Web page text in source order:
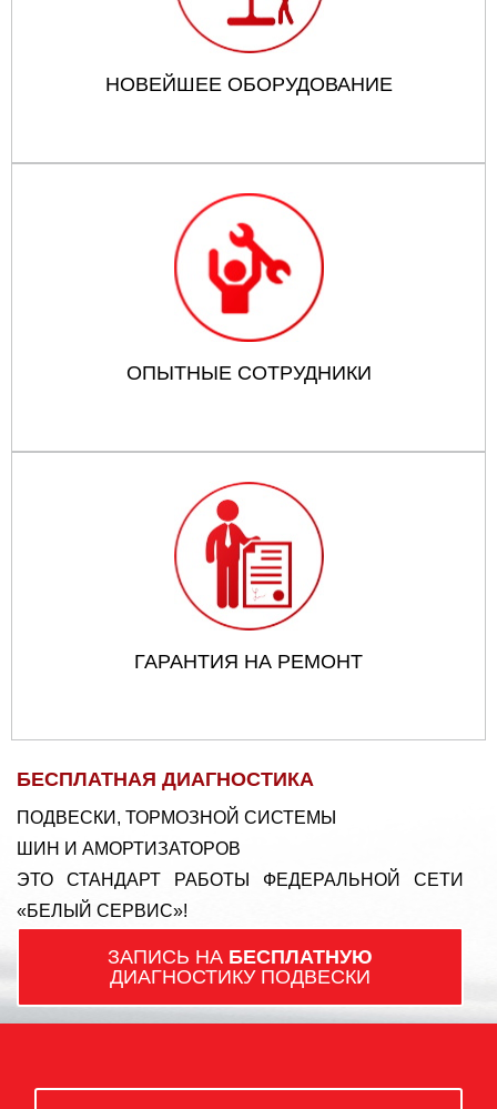
НОВЕЙШЕЕ ОБОРУДОВАНИЕ
ОПЫТНЫЕ СОТРУДНИКИ
ГАРАНТИЯ НА РЕМОНТ
БЕСПЛАТНАЯ ДИАГНОСТИКА
ПОДВЕСКИ, ТОРМОЗНОЙ СИСТЕМЫ
ШИН И АМОРТИЗАТОРОВ
ЭТО СТАНДАРТ РАБОТЫ ФЕДЕРАЛЬНОЙ СЕТИ
«БЕЛЫЙ СЕРВИС»!
ЗАПИСЬ НА БЕСПЛАТНУЮ
ДИАГНОСТИКУ ПОДВЕСКИ